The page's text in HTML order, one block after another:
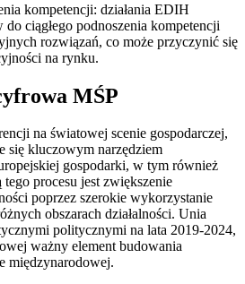
kompetencji: działania EDIH
ciągłego podnoszenia kompetencji
rozwiązań, co może przyczynić się
na rynku.
MŚP
na światowej scenie gospodarczej,
się kluczowym narzędziem
gospodarki, w tym również
procesu jest zwiększenie
poprzez szerokie wykorzystanie
obszarach działalności. Unia
politycznymi na lata 2019-2024,
ważny element budowania
międzynarodowej.